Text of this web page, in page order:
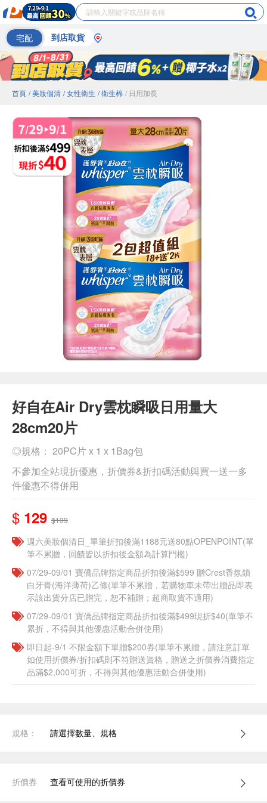
宅配 到店取貨
首頁 / 美妝個清 / 女性衛生 / 衛生棉 / 日用加長
好自在Air Dry雲枕瞬吸日用量大
28cm20片
◎規格： 20PC片 x 1 x 1Bag包
不參加全站現折優惠，折價券&折扣碼活動與買一送一多
件優惠不得併用
$ 129 $139
週六美妝個清日_單筆折扣後滿1188元送80點OPENPOINT(單
筆不累贈，回饋皆以折扣後金額為計算門檻)
07/29-09/01 寶僑品牌指定商品折扣後滿$599 贈Crest香氛鎖
白牙膏(海洋薄荷)乙條(單筆不累贈，若購物車未帶出贈品即表
示該出貨分店已贈完，恕不補贈；超商取貨不適用)
07/29-09/01 寶僑品牌指定商品折扣後滿$499現折$40(單筆不
累折，不得與其他優惠活動合併使用)
即日起-9/1 不限金額下單贈$200券(單筆不累贈，請注意訂單
如使用折價券/折扣碼則不符贈送資格，贈送之折價券消費指定
品滿$2,000可折，不得與其他優惠活動合併使用)
規格： 請選擇數量、規格
折價券 查看可使用的折價券